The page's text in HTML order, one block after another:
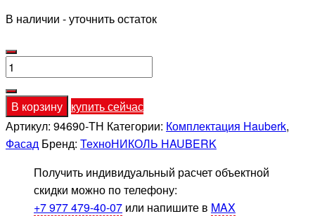
составляла5252,00 ₽.
В наличии - уточнить остаток
Количество
товара
Технониколь
HAUBERK
наличник
оконный
металлический
94690TN
В корзину купить сейчас
Артикул: 94690-ТН Категории: Комплектация Hauberk,
Фасад Бренд: ТехноНИКОЛЬ HAUBERK
Получить индивидуальный расчет объектной
скидки можно по телефону:
+7 977 479-40-07 или напишите в MAX